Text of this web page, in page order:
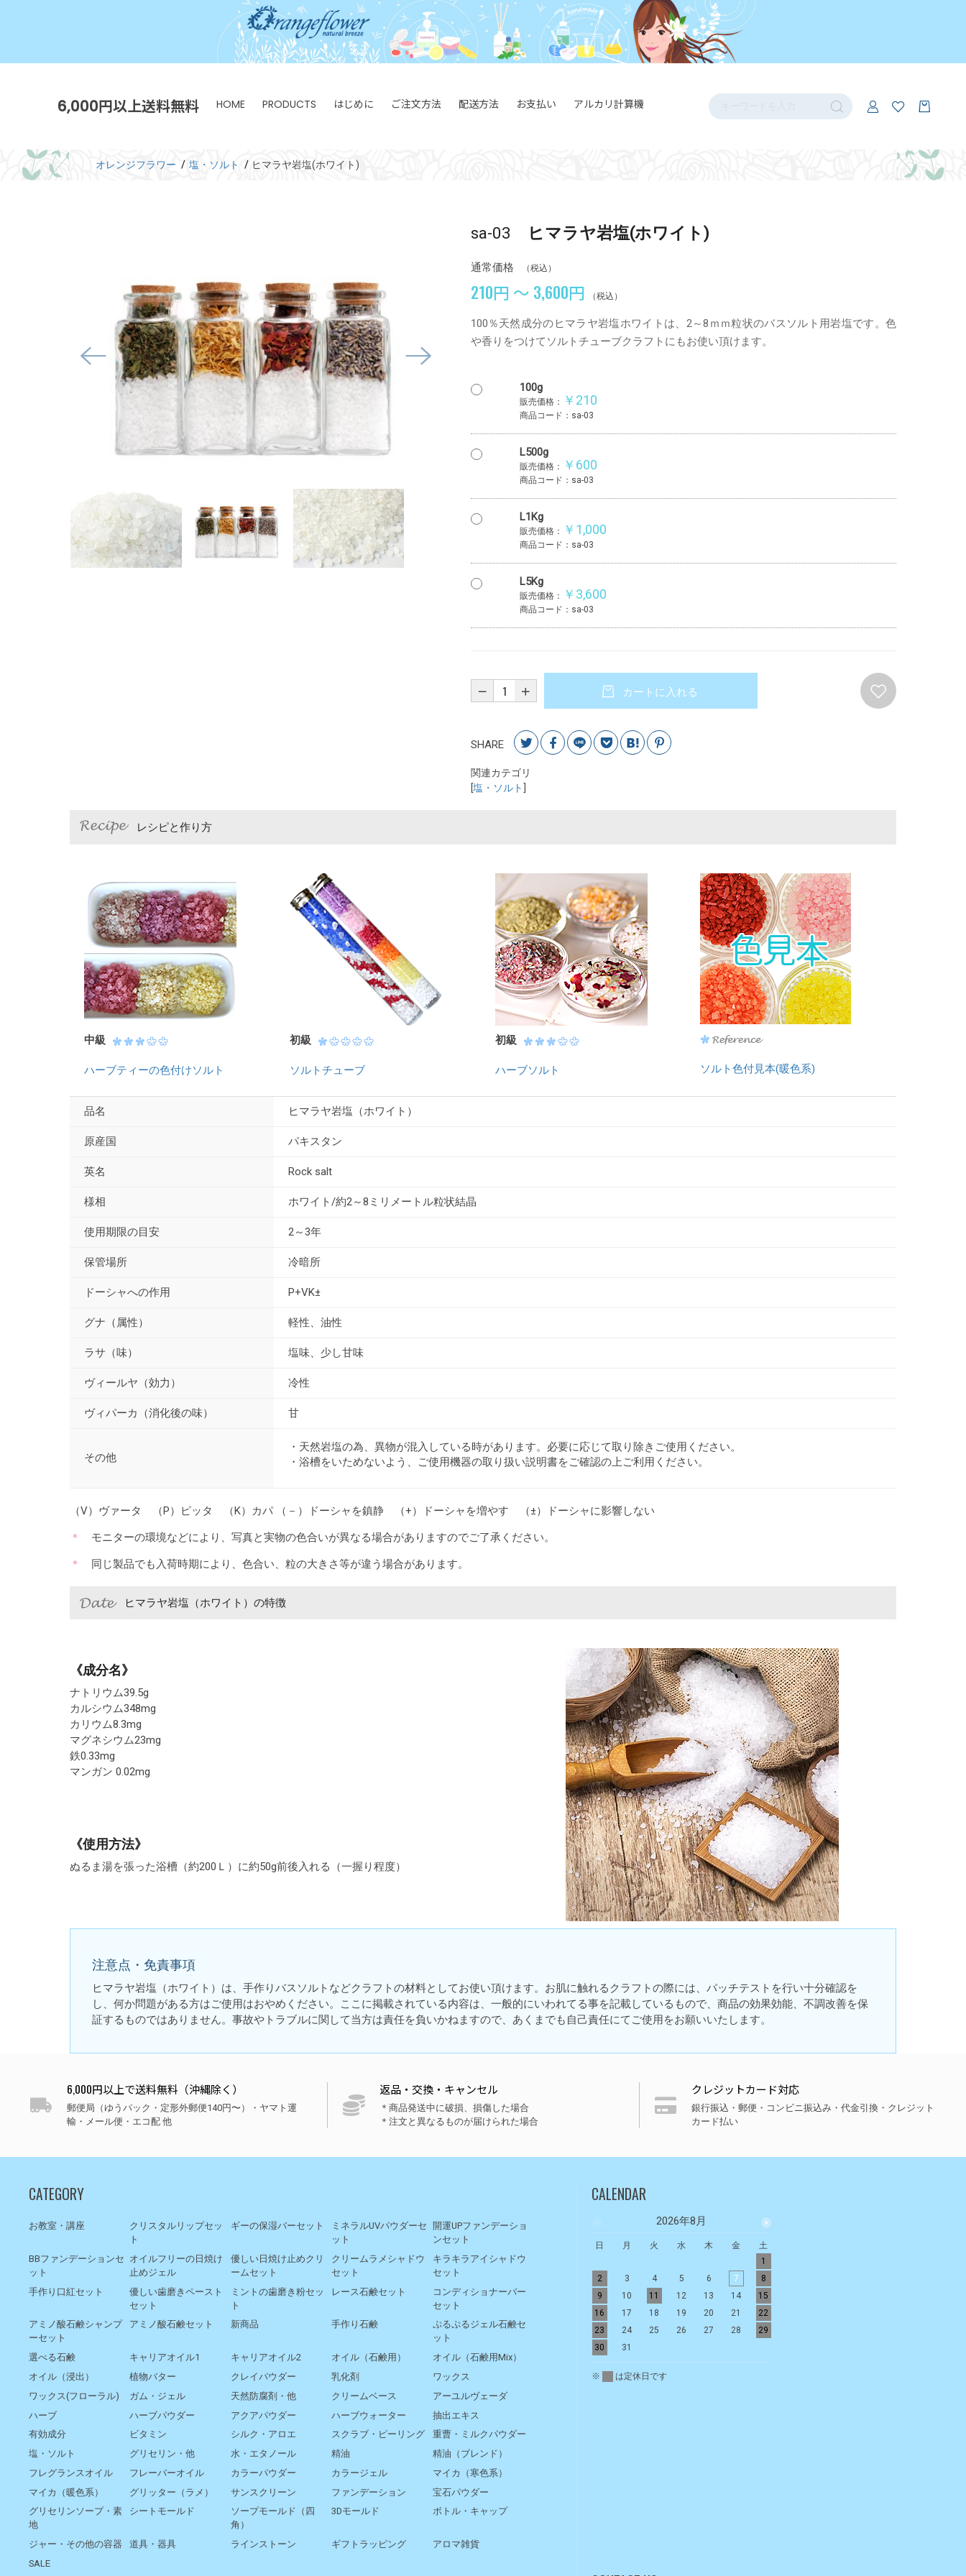
6,000円以上送料無料 HOME PRODUCTS はじめに ご注文方法 配送方法 お支払い アルカリ計算機
オレンジフラワー 塩・ソルト ヒマラヤ岩塩(ホワイト)
sa-03 ヒマラヤ岩塩(ホワイト)
通常価格 （税込）
210円 ～ 3,600円 （税込）
100％天然成分のヒマラヤ岩塩ホワイトは、2～8ｍｍ粒状のバスソルト用岩塩です。色
や香りをつけてソルトチューブクラフトにもお使い頂けます。
100g
販売価格： ￥210
商品コード：sa-03
L500g
販売価格： ￥600
商品コード：sa-03
L1Kg
販売価格： ￥1,000
商品コード：sa-03
L5Kg
販売価格： ￥3,600
商品コード：sa-03
カートに入れる
SHARE
関連カテゴリ
[塩・ソルト
レシピと作り方
中級
ハーブティーの色付けソルト
初級
ソルトチューブ
初級
ハーブソルト ソルト色付見本(暖色系)
品名 ヒマラヤ岩塩（ホワイト）
原産国 パキスタン
英名 Rock salt
様相 ホワイト/約2～8ミリメートル粒状結晶
使用期限の目安 2～3年
保管場所 冷暗所
ドーシャへの作用 P+VK±
グナ（属性） 軽性、油性
ラサ（味） 塩味、少し甘味
ヴィールヤ（効力） 冷性
ヴィパーカ（消化後の味） 甘
その他
・天然岩塩の為、異物が混入している時があります。必要に応じて取り除きご使用ください。
・浴槽をいためないよう、ご使用機器の取り扱い説明書をご確認の上ご利用ください。
（V）ヴァータ （P）ピッタ （K）カパ （－）ドーシャを鎮静 （+）ドーシャを増やす （±）ドーシャに影響しない
モニターの環境などにより、写真と実物の色合いが異なる場合がありますのでご了承ください。
同じ製品でも入荷時期により、色合い、粒の大きさ等が違う場合があります。
ヒマラヤ岩塩（ホワイト）の特徴
《成分名》
ナトリウム39.5g
カルシウム348mg
カリウム8.3mg
マグネシウム23mg
鉄0.33mg
マンガン 0.02mg
《使用方法》
ぬるま湯を張った浴槽（約200Ｌ）に約50g前後入れる（一握り程度）
注意点・免責事項
ヒマラヤ岩塩（ホワイト）は、手作りバスソルトなどクラフトの材料としてお使い頂けます。お肌に触れるクラフトの際には、パッチテストを行い十分確認を
し、何か問題がある方はご使用はおやめください。ここに掲載されている内容は、一般的にいわれてる事を記載しているもので、商品の効果効能、不調改善を保
証するものではありません。事故やトラブルに関して当方は責任を負いかねますので、あくまでも自己責任にてご使用をお願いいたします。
6,000円以上で送料無料（沖縄除く）
郵便局（ゆうパック・定形外郵便140円〜）・ヤマト運
輸・メール便・エコ配 他
返品・交換・キャンセル
＊商品発送中に破損、損傷した場合
＊注文と異なるものが届けられた場合
クレジットカード対応
銀行振込・郵便・コンビニ振込み・代金引換・クレジット
カード払い
CATEGORY
お教室・講座
クリスタルリップセッ
ト
ギーの保湿バーセット
ミネラルUVパウダーセ
ット
開運UPファンデーショ
ンセット
BBファンデーションセ
ット
オイルフリーの日焼け
止めジェル
優しい日焼け止めクリ
ームセット
クリームラメシャドウ
セット
キラキラアイシャドウ
セット
手作り口紅セット
優しい歯磨きペースト
セット
ミントの歯磨き粉セッ
ト
レース石鹸セット
コンディショナーバー
セット
アミノ酸石鹸シャンプ
ーセット
アミノ酸石鹸セット 新商品 手作り石鹸
ぷるぷるジェル石鹸セ
ット
選べる石鹸
キャリアオイル1 キャリアオイル2 オイル（石鹸用）
オイル（石鹸用Mix）
オイル（浸出）
植物バター クレイパウダー 乳化剤
ワックス
ワックス(フローラル)
ガム・ジェル 天然防腐剤・他 クリームベース
アーユルヴェーダ
ハーブ
ハーブパウダー アクアパウダー ハーブウォーター
抽出エキス
有効成分
ビタミン シルク・アロエ スクラブ・ピーリング
重曹・ミルクパウダー
塩・ソルト
グリセリン・他 水・エタノール 精油
精油（ブレンド）
フレグランスオイル
フレーバーオイル カラーパウダー カラージェル
マイカ（寒色系）
マイカ（暖色系）
グリッター（ラメ） サンスクリーン ファンデーション
宝石パウダー
グリセリンソープ・素
地
シートモールド
ソープモールド（四
角）
3Dモールド ボトル・キャップ
ジャー・その他の容器 道具・器具 ラインストーン ギフトラッピング
アロマ雑貨
SALE
CALENDAR
2026年8月
日 月 火 水 木 金
土
1
2
3 4 5 6 7
8
9
10 11 12 13 14
15
16
17 18 19 20 21
22
23
24 25 26 27 28
29
30
31
※ は定休日です